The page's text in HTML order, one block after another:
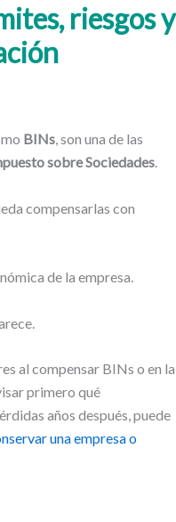
riesgos y
BINs, son una de las
sobre Sociedades.
compensarlas con
de la empresa.
al compensar BINs o en la
primero qué
años después, puede
una empresa o